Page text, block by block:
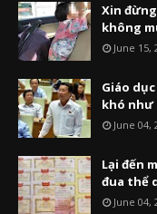
Xin
không
June 15,
Giáo
khó như
June 04,
Lại đến
đua thể
June 04,